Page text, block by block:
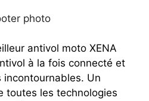
antivol moto XENA
à la fois connecté et
Un
toutes les technologies